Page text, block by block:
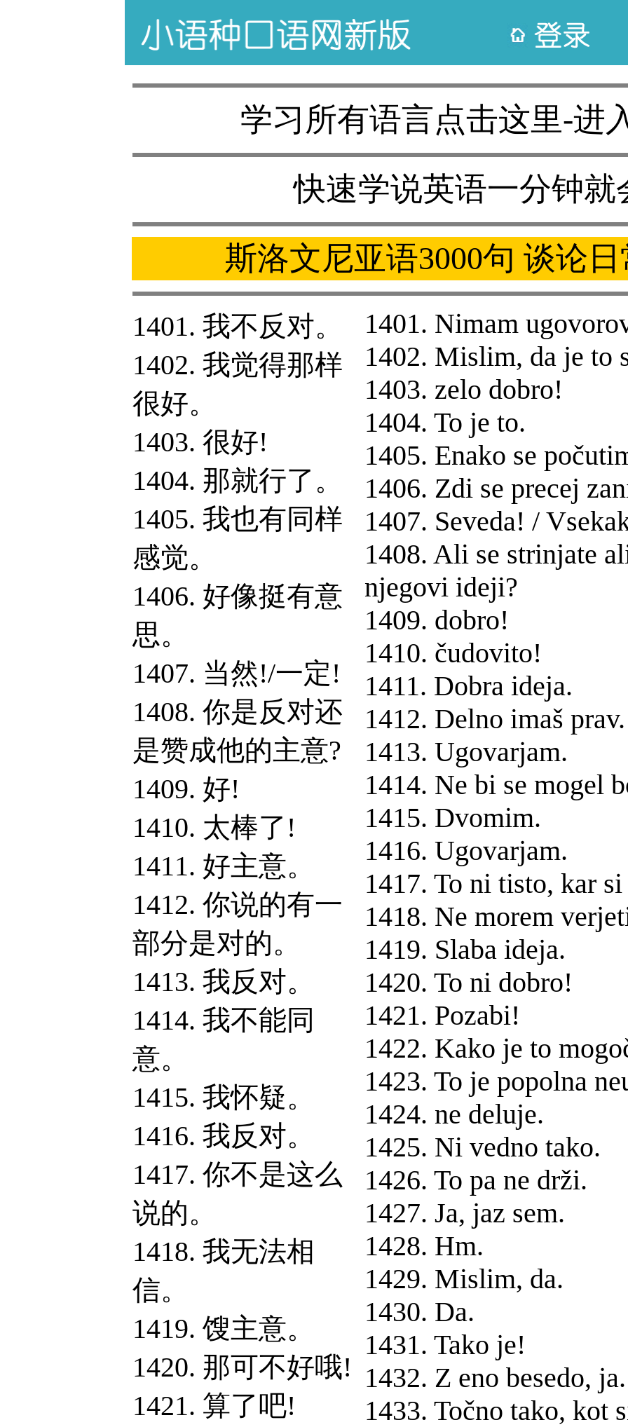
学习所有语言点击这里-进
快速学说英语一分钟就
斯洛文尼亚语3000句 谈论
1401. 我不反对。
1402. 我觉得那样
很好。
1403. 很好!
1404. 那就行了。
1405. 我也有同样
感觉。
1406. 好像挺有意
思。
1407. 当然!/一定!
1408. 你是反对还
是赞成他的主意?
1409. 好!
1410. 太棒了!
1411. 好主意。
1412. 你说的有一
部分是对的。
1413. 我反对。
1414. 我不能同
意。
1415. 我怀疑。
1416. 我反对。
1417. 你不是这么
说的。
1418. 我无法相
信。
1419. 馊主意。
1420. 那可不好哦!
1421. 算了吧!
1401. Nimam
1402. Mislim, da je to
1403. zelo dobro!
1404. To je to.
1405. Enako se
1406. Zdi se precej
1407. Seveda! /
1408. Ali se strinjate
njegovi ideji?
1409. dobro!
1410. čudovito!
1411. Dobra ideja.
1412. Delno imaš prav.
1413. Ugovarjam.
1414. Ne bi se mogel
1415. Dvomim.
1416. Ugovarjam.
1417. To ni tisto, kar
1418. Ne morem
1419. Slaba ideja.
1420. To ni dobro!
1421. Pozabi!
1422. Kako je to
1423. To je popolna
1424. ne deluje.
1425. Ni vedno tako.
1426. To pa ne drži.
1427. Ja, jaz sem.
1428. Hm.
1429. Mislim, da.
1430. Da.
1431. Tako je!
1432. Z eno besedo, ja.
1433. Točno tako, kot